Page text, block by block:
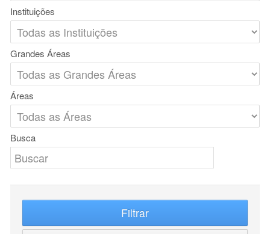
Instituições
Grandes Áreas
Áreas
Busca
Filtrar